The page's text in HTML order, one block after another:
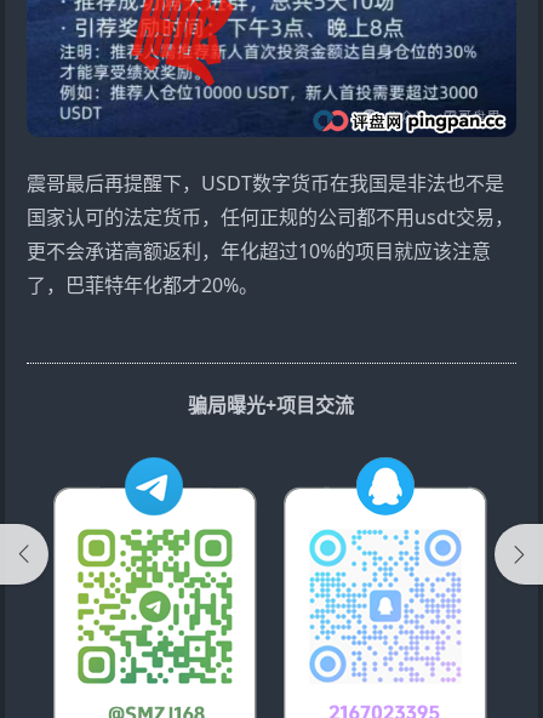
震哥最后再提醒下，USDT数字货币在我国是非法也不是
国家认可的法定货币，任何正规的公司都不用usdt交易，
更不会承诺高额返利，年化超过10%的项目就应该注意
了，巴菲特年化都才20%。
骗局曝光+项目交流